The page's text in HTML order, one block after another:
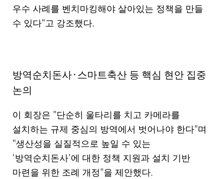
우수 사례를 벤치마킹해야 살아있는 정책을 만들
수 있다"고 강조했다.
방역순치돈사· 스마트축산 등 핵심 현안 집중
논의
이 회장은 "단순히 울타리를 치고 카메라를
설치하는 규제 중심의 방역에서 벗어나야 한다"며
"생산성을 실질적으로 높일 수 있는
' 방역순치돈사'에 대한 정책 지원과 설치 기반
마련을 위한 조례 개정"을 제안했다.